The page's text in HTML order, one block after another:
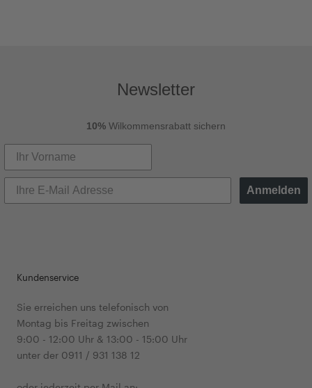
Newsletter
10% Wilkommensrabatt sichern
Anmelden
Kundenservice
Sie erreichen uns telefonisch von
Montag bis Freitag zwischen
9:00 - 12:00 Uhr & 13:00 - 15:00 Uhr
unter der 0911 / 931 138 12